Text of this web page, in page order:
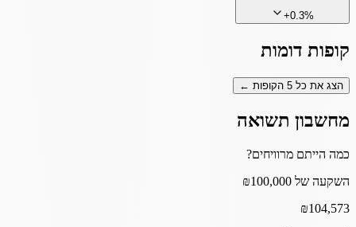
+0.3%
קופות דומות
הצג את כל 5 הקופות ←
מחשבון תשואה
כמה הייתם מרוויחים?
השקעה של ₪100,000
₪104,573